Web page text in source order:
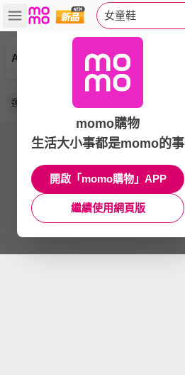
女童鞋
Ann’S
運動鞋 跑步鞋 大童
momo購物
生活大小事都是momo的事
開啟「momo購物」APP
繼續使用網頁版